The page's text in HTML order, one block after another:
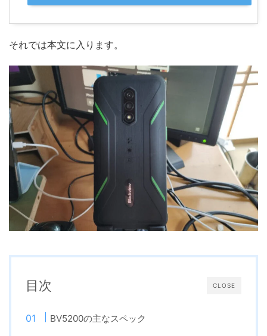
それでは本文に入ります。
CLOSE
目次
BV5200の主なスペック